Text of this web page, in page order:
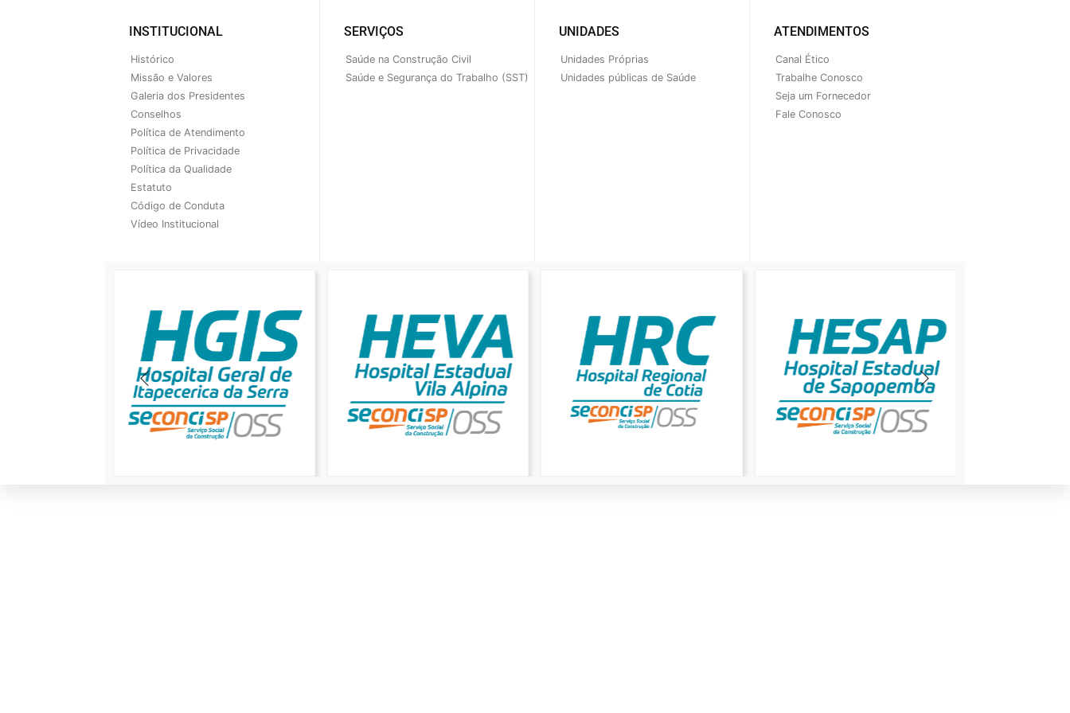
INSTITUCIONAL
Histórico
Missão e Valores
Galeria dos Presidentes
Conselhos
Política de Atendimento
Política de Privacidade
Política da Qualidade
Estatuto
Código de Conduta
Vídeo Institucional
SERVIÇOS
Saúde na Construção Civil
Saúde e Segurança do Trabalho (SST)
UNIDADES
Unidades Próprias
Unidades públicas de Saúde
ATENDIMENTOS
Canal Ético
Trabalhe Conosco
Seja um Fornecedor
Fale Conosco